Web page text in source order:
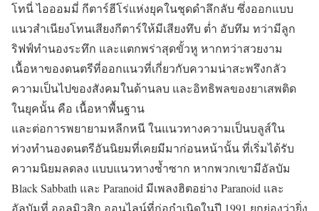
โทนี่ ไอออมมี่ กีตาร์ฮีโร่แห่งยุคในชุดดำลึกลับ ซึ่งออกแบบ
แนวสำเนียงโทนเสียงกีตาร์ให้มีเสียงทึบ ต่ำ อับทึม ทว่ามีลูก
ริฟฟ์ทำนองระทึก และแตกพร่าสุดขั้วหู หากทว่าสวยงาม
เนื้อหาของดนตรีที่ออกแนวที่เกี่ยวกับความน่าสะพรึงกลัว
ความเป็นไปของสังคมในด้านลบ และอิทธิพลของยาเสพติด
ในยุคนั้น คือ เนื้อหาพื้นฐาน
และต่อการพยายามหลีกหนี ในแนวทางความเป็นบลูส์ใน
ท่วงทำนองดนตรีอันนิยมที่เคยมีมาก่อนหน้านั้น ที่เริ่มได้รับ
ความนิยมลดลง แบบแนวทางซ้ำซาก หากพวกเขามีอัลบัม
Black Sabbath และ Paranoid มีเพลงฮิตอย่าง Paranoid และ
อัลบัมที่ ออลมิวสิก ออนไลน์ที่ก่อกำเนิดในปี 1991 ยกย่องว่ายิ่ง